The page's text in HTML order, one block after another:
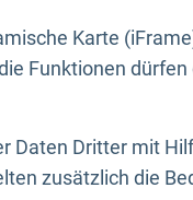
Karte
Funktionen
Daten Dritter mit
zusätzlich die